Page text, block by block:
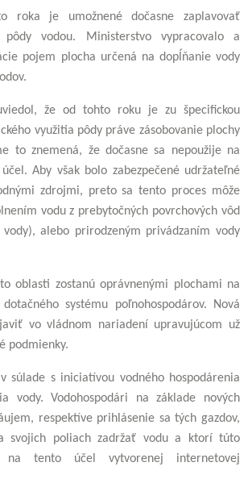
roka je umožnené dočasne zaplavovať
pôdy vodou. Ministerstvo vypracovalo a
pojem plocha určená na dopĺňanie vody
že od tohto roku je zu špecifickou
využitia pôdy práve zásobovanie plochy
to znemená, že dočasne sa nepoužije na
Aby však bolo zabezpečené udržateľné
zdrojmi, preto sa tento proces môže
vodu z prebytočných povrchových vôd
alebo prirodzeným privádzaním vody
oblasti zostanú oprávnenými plochami na
systému poľnohospodárov. Nová
vo vládnom nariadení upravujúcom už
podmienky.
súlade s iniciatívou vodného hospodárenia
vody. Vodohospodári na základe nových
respektíve prihlásenie sa tých gazdov,
svojich poliach zadržať vodu a ktorí túto
na tento účel vytvorenej internetovej